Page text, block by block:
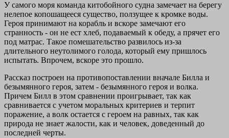
У самого моря команда китобойного судна замечает на берегу
нелепое копошащееся существо, ползущее к кромке воды.
Героя принимают на корабль и вскоре замечают его
странность - он не ест хлеб, подаваемый к обеду, а прячет его
под матрас. Такое помешательство развилось из-за
длительного неутолимого голода, который ему пришлось
испытать. Впрочем, вскоре это прошло.
Рассказ построен на противопоставлении вначале Билла и
безымянного героя, затем - безымянного героя и волка.
Причем Билл в этом сравнении проигрывает, так как
сравнивается с учетом моральных критериев и терпит
поражение, а волк остается с героем на равных, так как
природа не знает жалости, как и человек, доведенный до
последней черты.